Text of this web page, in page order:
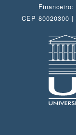
CEP 80020300